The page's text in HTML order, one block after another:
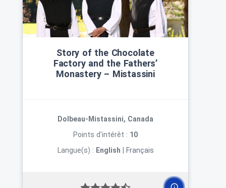
Story of the Chocolate
Factory and the Fathers’
Monastery – Mistassini
Dolbeau-Mistassini, Canada
Points d'intérêt : 10
Langue(s) : English Français